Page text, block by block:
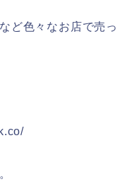
ど色々なお店で売っ